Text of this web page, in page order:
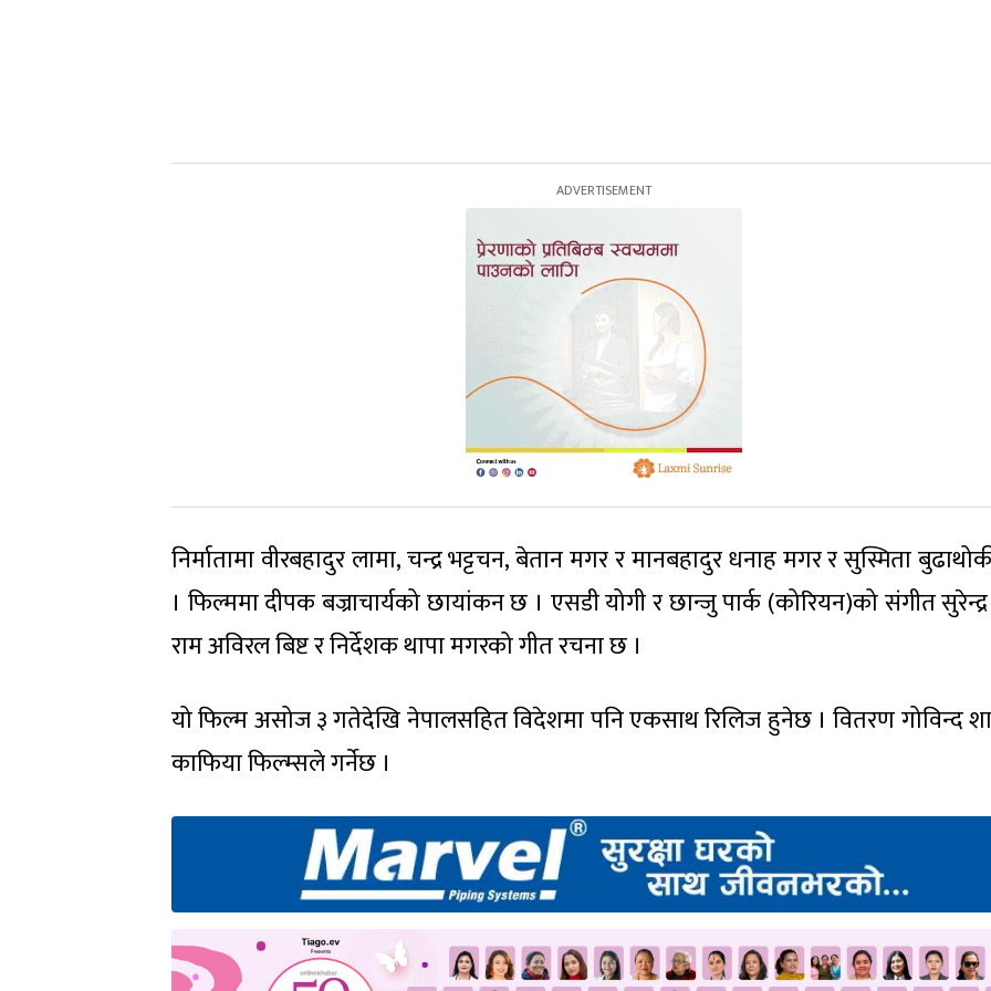
निर्मातामा वीरबहादुर लामा, चन्द्र भट्टचन, बेतान मगर र मानबहादुर धनाह मगर र सुस्मिता
। फिल्ममा दीपक बज्राचार्यको छायांकन छ । एसडी योगी र छान्जु पार्क (कोरियन)को संगीत सुरेन्द्र
राम अविरल बिष्ट र निर्देशक थापा मगरको गीत रचना छ ।
यो फिल्म असोज ३ गतेदेखि नेपालसहित विदेशमा पनि एकसाथ रिलिज हुनेछ । वितरण गोविन्द
काफिया फिल्म्सले गर्नेछ ।